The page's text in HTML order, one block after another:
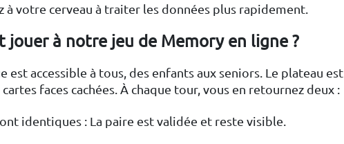
à votre cerveau à traiter les données plus rapidement.
jouer à notre jeu de Memory en ligne ?
est accessible à tous, des enfants aux seniors. Le plateau est
faces cachées. À chaque tour, vous en retournez deux :
identiques : La paire est validée et reste visible.